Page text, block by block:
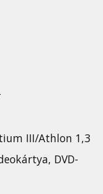
III/Athlon 1,3
DVD-